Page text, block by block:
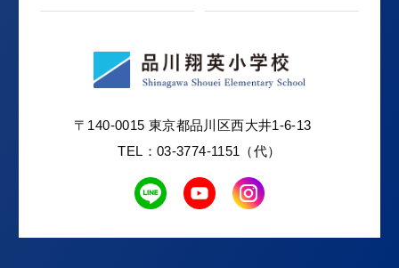
〒140-0015 東京都品川区西大井1-6-13
TEL：03-3774-1151（代）